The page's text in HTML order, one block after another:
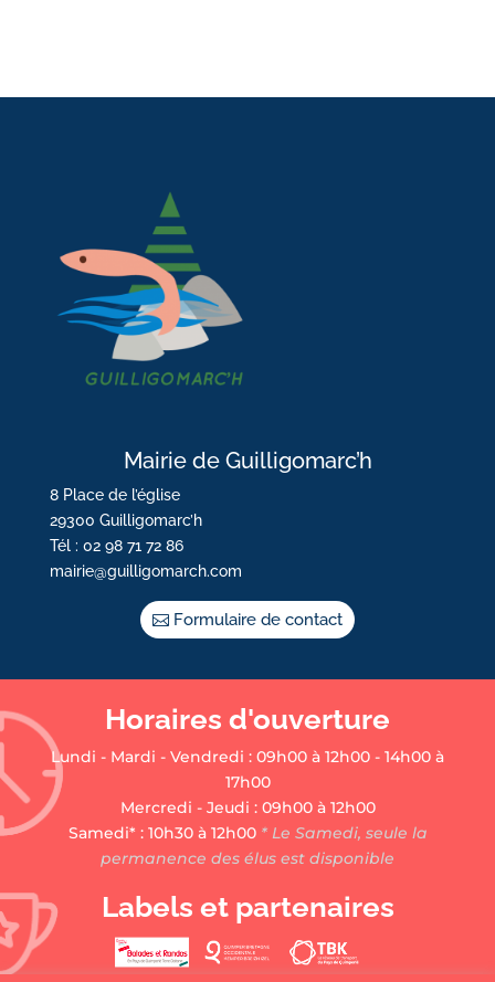
Mairie de Guilligomarc’h
8 Place de l’église
29300 Guilligomarc’h
Tél : 02 98 71 72 86
mairie@guilligomarch.com
Formulaire de contact
Horaires d'ouverture
Lundi - Mardi - Vendredi : 09h00 à 12h00 - 14h00 à
17h00
Mercredi - Jeudi : 09h00 à 12h00
Samedi* : 10h30 à 12h00* Le Samedi, seule la
permanence des élus est disponible
Labels et partenaires